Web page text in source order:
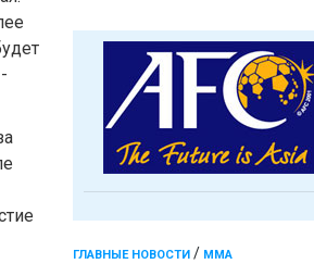
ГЛАВНЫЕ НОВОСТИ / ММА